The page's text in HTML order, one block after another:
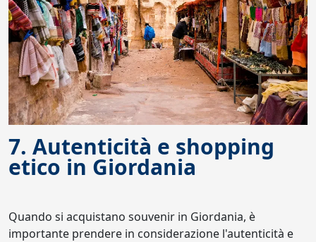
7. Autenticità e shopping
etico in Giordania
Quando si acquistano souvenir in Giordania, è
importante prendere in considerazione l'autenticità e